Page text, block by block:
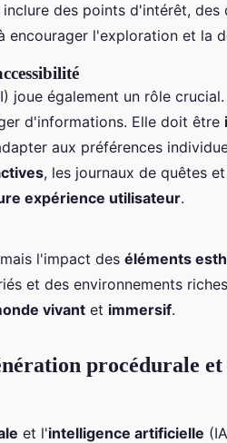
des points d'intérêt, des
encourager l'exploration et la
joue également un rôle
d'informations. Elle doit être
aux préférences
, les journaux de quêtes
expérience utilisateur.
l'impact des éléments
et des environnements
vivant et immersif.
procédurale
et l'intelligence artificielle